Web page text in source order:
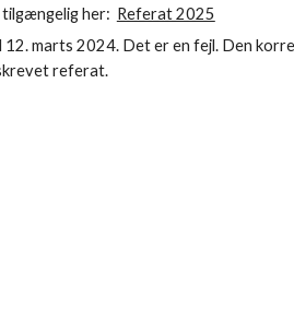
her: Referat 2025
marts 2024. Det er en fejl. Den
referat.